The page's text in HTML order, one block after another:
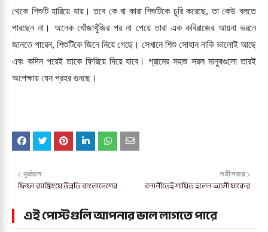
থেকে শিশুটি হারিয়ে যায়। তবে কে বা কারা শিশুটিকে চুরি করেছে, তা কেউ বলতে
পারছেন না। অনেক খোঁজাখুঁজির পর না পেয়ে তারা এক কবিরাজের আয়না ভরনে
জানতে পারেন, শিশুটিকে জিনে নিয়ে গেছে। সেখানে শিশু সোহান নাকি ভালোই আছে
এবং কদিন পরেই তাকে ফিরিয়ে দিয়ে যাবে। গ্রামের সহজ সরল মানুষগুলো তারই
অপেক্ষায় যেন প্রহর গুনছে।
নবীনতর
বনানীতেই শায়িত হলেন আলী যাকের
পূর্বতন
ফিফা র‍্যাঙ্কিংয়ে উন্নতি বাংলাদেশের
এই পোস্টগুলি আপনার ভাল লাগতে পারে